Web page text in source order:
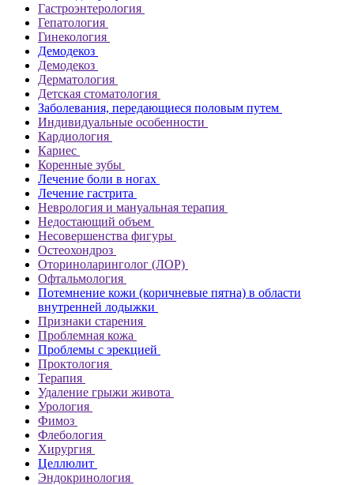
Гастроэнтерология
Гепатология
Гинекология
Демодекоз
Демодекоз
Дерматология
Детская стоматология
Заболевания, передающиеся половым путем
Индивидуальные особенности
Кардиология
Кариес
Коренные зубы
Лечение боли в ногах
Лечение гастрита
Неврология и мануальная терапия
Недостающий объем
Несовершенства фигуры
Остеохондроз
Оториноларинголог (ЛОР)
Офтальмология
Потемнение кожи (коричневые пятна) в области
внутренней лодыжки
Признаки старения
Проблемная кожа
Проблемы с эрекцией
Проктология
Терапия
Удаление грыжи живота
Урология
Фимоз
Флебология
Хирургия
Целлюлит
Эндокринология